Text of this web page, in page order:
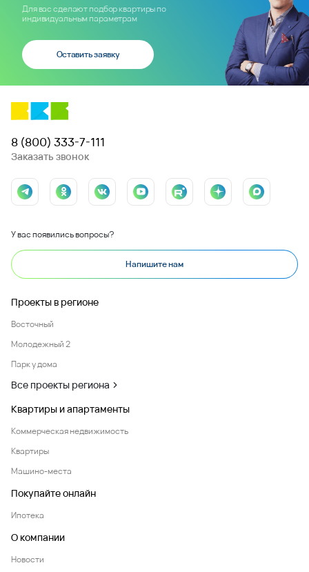
Для вас сделают подбор квартиры по
индивидуальным параметрам
Оставить заявку
8 (800) 333-7-111
Заказать звонок
У вас появились вопросы?
Напишите нам
Проекты в регионе
Восточный
Молодежный 2
Парк у дома
Все проекты региона
Квартиры и апартаменты
Коммерческая недвижимость
Квартиры
Машино-места
Покупайте онлайн
Ипотека
О компании
Новости